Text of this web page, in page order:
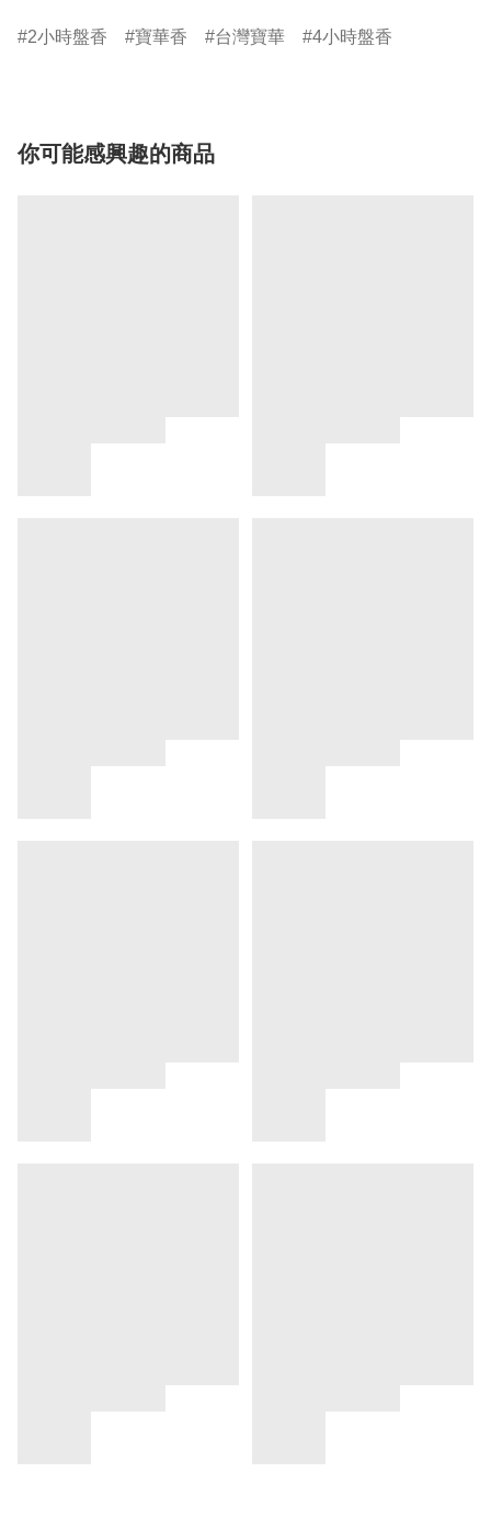
2小時盤香 寶華香 台灣寶華 4小時盤香
你可能感興趣的商品